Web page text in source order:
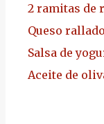
2 ramitas de
Queso rallado
Salsa de
Aceite de